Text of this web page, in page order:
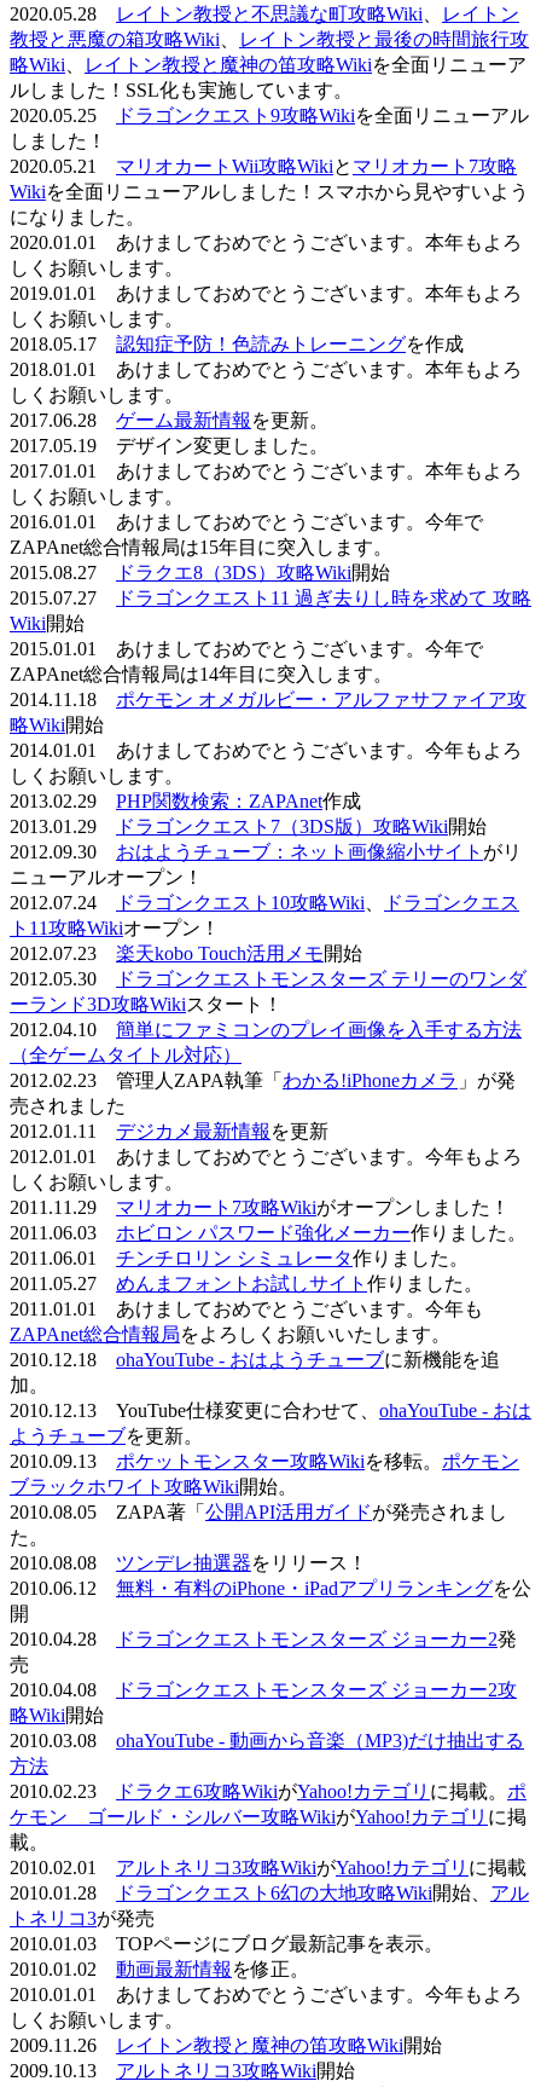
2020.05.28
レイトン教授と不思議な町攻略Wiki
レイトン
教授と悪魔の箱攻略Wiki
レイトン教授と最後の時間旅行攻
略Wiki
レイトン教授と魔神の笛攻略Wikiを全面リニューア
ルしました！SSL化も実施しています。
2020.05.25
ドラゴンクエスト9攻略Wikiを全面リニューアル
しました！
2020.05.21 マリオカートWii攻略Wikiと マリオカート7攻略
Wikiを全面リニューアルしました！スマホから見やすいよう
になりました。
2020.01.01 あけましておめでとうございます。本年もよろ
しくお願いします。
2019.01.01 あけましておめでとうございます。本年もよろ
しくお願いします。
2018.05.17 認知症予防！色読みトレーニングを作成
2018.01.01 あけましておめでとうございます。本年もよろ
しくお願いします。
2017.06.28 ゲーム最新情報 を更新。
2017.05.19 デザイン変更しました。
2017.01.01 あけましておめでとうございます。本年もよろ
しくお願いします。
2016.01.01 あけましておめでとうございます。今年で
ZAPAnet総合情報局は15年目に突入します。
2015.08.27
ドラクエ8（3DS）攻略Wiki開始
2015.07.27
ドラゴンクエスト11 過ぎ去りし時を求めて 攻略
Wiki開始
2015.01.01 あけましておめでとうございます。今年で
ZAPAnet総合情報局は14年目に突入します。
2014.11.18 ポケモン オメガルビー・アルファサファイア攻
略Wiki開始
2014.01.01 あけましておめでとうございます。今年もよろ
しくお願いします。
2013.02.29 PHP関数検索：ZAPAnet作成
2013.01.29
ドラゴンクエスト7（3DS版）攻略Wiki開始
2012.09.30 おはようチューブ：ネット画像縮小サイト がリ
ニューアルオープン！
2012.07.24
ドラゴンクエスト10攻略Wiki
ドラゴンクエス
ト11攻略Wikiオープン！
2012.07.23 楽天kobo Touch活用メモ開始
2012.05.30
ドラゴンクエストモンスターズ テリーのワンダ
ーランド3D攻略Wikiスタート！
2012.04.10 簡単にファミコンのプレイ画像を入手する方法
（全ゲームタイトル対応）
2012.02.23 管理人ZAPA執筆「 わかる!iPhoneカメラ 」が発
売されました
2012.01.11 デジカメ最新情報 を更新
2012.01.01 あけましておめでとうございます。今年もよろ
しくお願いします。
2011.11.29 マリオカート7攻略Wikiがオープンしました！
2011.06.03 ホビロン パスワード強化メーカー作りました。
2011.06.01 チンチロリン シミュレータ作りました。
2011.05.27 めんまフォントお試しサイト 作りました。
2011.01.01 あけましておめでとうございます。今年も
ZAPAnet総合情報局をよろしくお願いいたします。
2010.12.18 ohaYouTube - おはようチューブに新機能を追
加。
2010.12.13 YouTube仕様変更に合わせて、 ohaYouTube - おは
ようチューブを更新。
2010.09.13 ポケットモンスター攻略Wikiを移転。 ポケモン
ブラックホワイト攻略Wiki開始。
2010.08.05 ZAPA著「 公開API活用ガイドが発売されまし
た。
2010.08.08 ツンデレ抽選器をリリース！
2010.06.12 無料・有料のiPhone・iPadアプリランキングを公
開
2010.04.28
ドラゴンクエストモンスターズ ジョーカー2発
売
2010.04.08
ドラゴンクエストモンスターズ ジョーカー2攻
略Wiki開始
2010.03.08 ohaYouTube - 動画から音楽（MP3)だけ抽出する
方法
2010.02.23
ドラクエ6攻略WikiがYahoo!カテゴリ に掲載。 ポ
ケモン ゴールド・シルバー攻略WikiがYahoo!カテゴリ に掲
載。
2010.02.01 アルトネリコ3攻略WikiがYahoo!カテゴリ に掲載
2010.01.28
ドラゴンクエスト6幻の大地攻略Wiki開始、 アル
トネリコ3が発売
2010.01.03 TOPページにブログ最新記事を表示。
2010.01.02 動画最新情報 を修正。
2010.01.01 あけましておめでとうございます。今年もよろ
しくお願いします。
2009.11.26
レイトン教授と魔神の笛攻略Wiki開始
2009.10.13 アルトネリコ3攻略Wiki開始